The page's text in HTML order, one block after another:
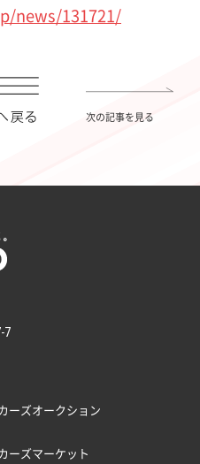
news/131721/
次の記事を見る
7
ーズオークション
ーズマーケット